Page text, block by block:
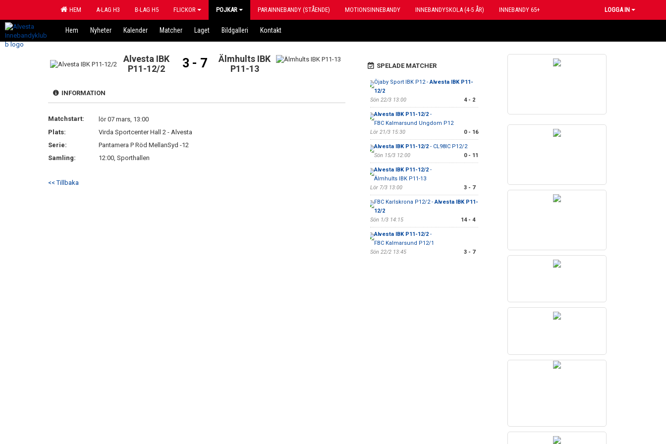
HEM A-LAG H3 B-LAG H5 FLICKOR POJKAR PARAINNEBANDY (STÅENDE) MOTIONSINNEBANDY INNEBANDYSKOLA (4-5 ÅR) INNEBANDY 65+ LOGGA IN
Hem Nyheter Kalender Matcher Laget Bildgalleri Kontakt
Alvesta IBK
P11-12/2
3 - 7
Älmhults IBK
P11-13
INFORMATION
Matchstart:
lör 07 mars, 13:00
Plats:
Virda Sportcenter Hall 2 - Alvesta
Serie:
Pantamera P Röd MellanSyd -12
Samling:
12:00, Sporthallen
<< Tillbaka
SPELADE MATCHER
Öjaby Sport IBK P12 -Alvesta IBK P11-
12/2
Sön 22/3 13:00
4 - 2
Alvesta IBK P11-12/2-
FBC Kalmarsund Ungdom P12
Lör 21/3 15:30
0 - 16
Alvesta IBK P11-12/2- CL98IC P12/2
Sön 15/3 12:00
0 - 11
Alvesta IBK P11-12/2-
Älmhults IBK P11-13
Lör 7/3 13:00
3 - 7
FBC Karlskrona P12/2 -Alvesta IBK P11-
12/2
Sön 1/3 14:15
14 - 4
Alvesta IBK P11-12/2-
FBC Kalmarsund P12/1
Sön 22/2 13:45
3 - 7